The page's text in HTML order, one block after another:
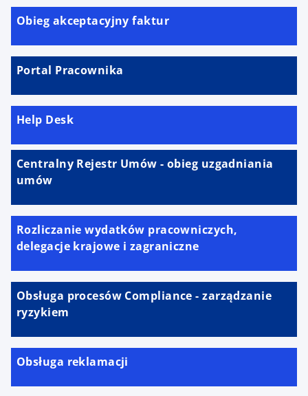
Obieg akceptacyjny faktur
Portal Pracownika
Help Desk
Centralny Rejestr Umów - obieg uzgadniania
umów
Rozliczanie wydatków pracowniczych,
delegacje krajowe i zagraniczne
Obsługa procesów Compliance - zarządzanie
ryzykiem
Obsługa reklamacji